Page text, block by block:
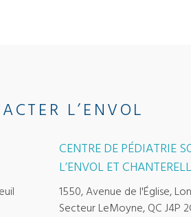
L’ENVOL
CENTRE DE PÉDIATRIE
L’ENVOL ET
1550, Avenue de l'Église,
Secteur LeMoyne, QC J4P